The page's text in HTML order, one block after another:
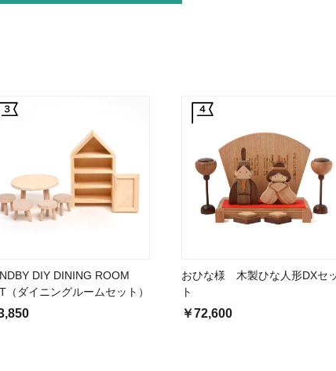
DIY DINING ROOM
（ダイニングルームセット）
おひな様 木製ひな人形DXセ
ト
￥72,600